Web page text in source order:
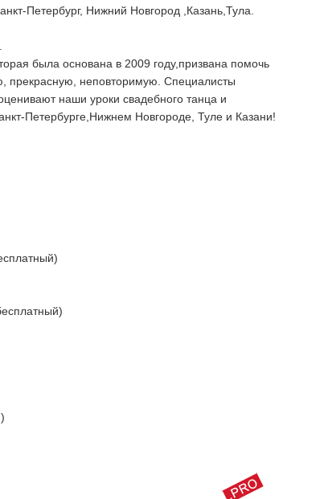
Петербург, Нижний Новгород ,Казань,Тула.
была основана в 2009 году,призвана помочь
прекрасную, неповторимую. Специалисты
наши уроки свадебного танца и
Петербурге,Нижнем Новгороде, Туле и Казани!